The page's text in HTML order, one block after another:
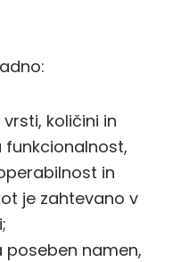
količini in
in
je zahtevano v
poseben namen,